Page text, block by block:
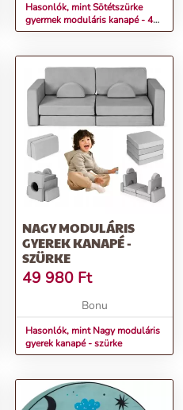
Hasonlók, mint Sötétszürke
gyermek moduláris kanapé - 4
részből áll
NAGY MODULÁRIS
GYEREK KANAPÉ -
SZÜRKE
49 980 Ft
Bonu
Hasonlók, mint Nagy moduláris
gyerek kanapé - szürke